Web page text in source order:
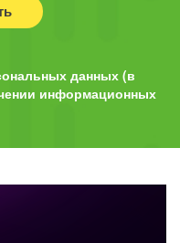
данных (в
информационных